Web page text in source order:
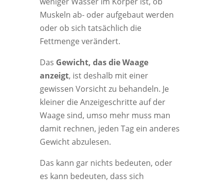
Muskeln ab- oder aufgebaut werden
oder ob sich tatsächlich die
Fettmenge verändert.
Das Gewicht, das die Waage
anzeigt, ist deshalb mit einer
gewissen Vorsicht zu behandeln. Je
kleiner die Anzeigeschritte auf der
Waage sind, umso mehr muss man
damit rechnen, jeden Tag ein anderes
Gewicht abzulesen.
Das kann gar nichts bedeuten, oder
es kann bedeuten, dass sich